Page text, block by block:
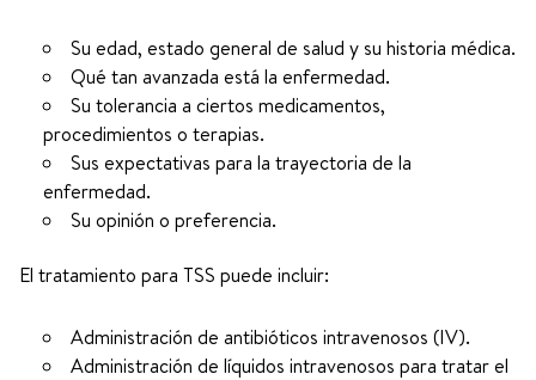
Su edad, estado general de salud y su historia médica.
Qué tan avanzada está la enfermedad.
Su tolerancia a ciertos medicamentos,
procedimientos o terapias.
Sus expectativas para la trayectoria de la
enfermedad.
Su opinión o preferencia.
El tratamiento para TSS puede incluir:
Administración de antibióticos intravenosos (IV).
Administración de líquidos intravenosos para tratar el